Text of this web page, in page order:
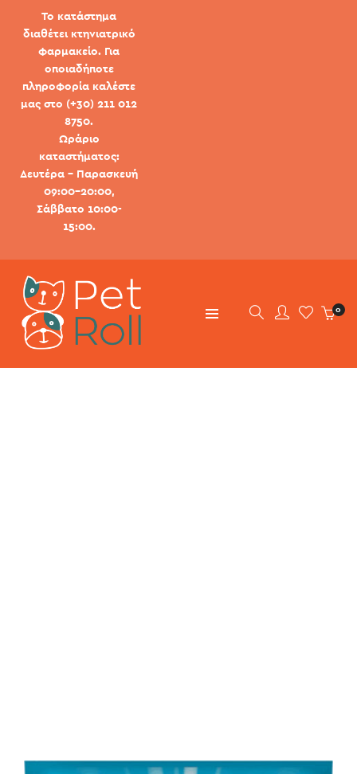
Το κατάστημα
διαθέτει κτηνιατρικό
φαρμακείο. Για
οποιαδήποτε
πληροφορία καλέστε
μας στο (+30) 211 012
8750.
Ωράριο
καταστήματος:
Δευτέρα - Παρασκευή
09:00-20:00,
Σάββατο 10:00-
15:00.
0